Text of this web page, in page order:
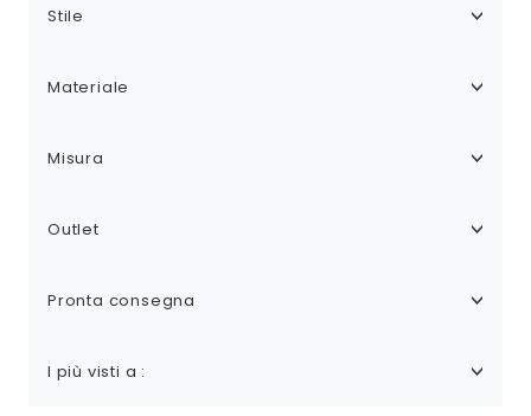
Stile
Materiale
Misura
Outlet
Pronta consegna
I più visti a :